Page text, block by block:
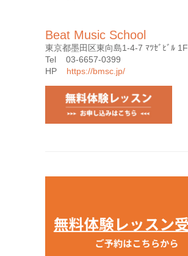
Beat Music School
東京都墨田区東向島1-4-7 ﾏﾂｾﾞﾋﾞﾙ 1F
Tel 03-6657-0399
HP https://bmsc.jp/